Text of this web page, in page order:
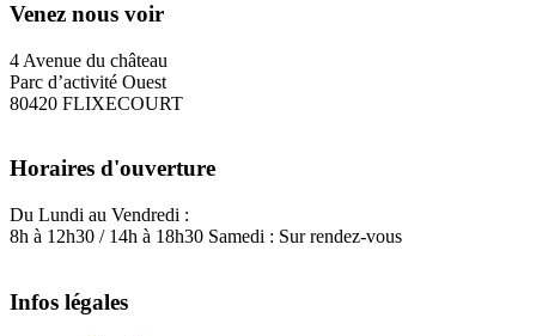
Venez nous voir
Adresse
texte
4 Avenue du château
Parc d’activité Ouest
80420 FLIXECOURT
Horaires d'ouverture
Horaires
texte
Du Lundi au Vendredi :
8h à 12h30 / 14h à 18h30 Samedi : Sur rendez-vous
Infos légales